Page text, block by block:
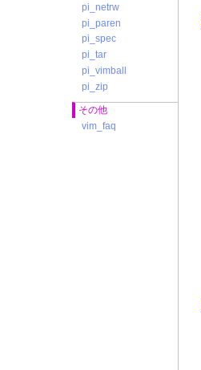
pi_netrw
pi_paren
pi_spec
pi_tar
pi_vimball
pi_zip
その他
vim_faq